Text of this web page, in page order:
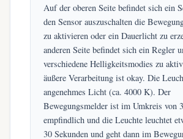
Auf der oberen Seite befindet sich ein
den Sensor auszuschalten die
zu aktivieren oder ein Dauerlicht zu
anderen Seite befindet sich ein Regler
verschiedene Helligkeitsmodies zu
äußere Verarbeitung ist okay. Die
angenehmes Licht (ca. 4000 K). Der
Bewegungsmelder ist im Umkreis von
empfindlich und die Leuchte leuchtet
30 Sekunden und geht dann im